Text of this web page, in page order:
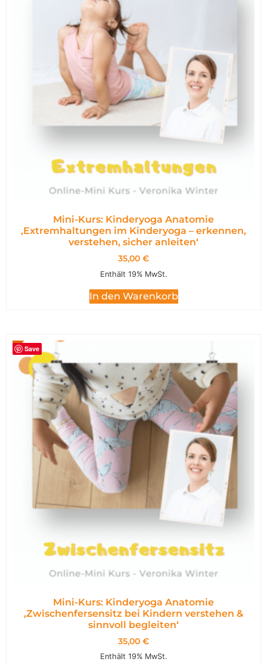
Mini-Kurs: Kinderyoga Anatomie
,Extremhaltungen im Kinderyoga – erkennen,
verstehen, sicher anleiten‘
35,00 €
Enthält 19% MwSt.
In den Warenkorb
Save
Mini-Kurs: Kinderyoga Anatomie
,Zwischenfersensitz bei Kindern verstehen &
sinnvoll begleiten‘
35,00 €
Enthält 19% MwSt.